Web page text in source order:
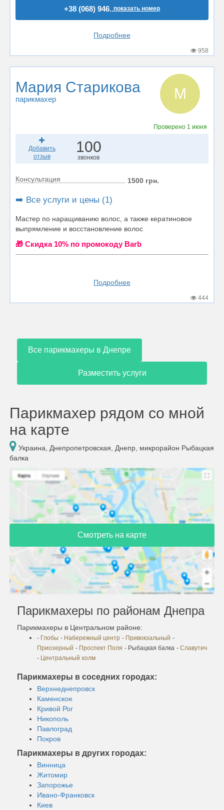
+38 (068) 946..показать номер
Подробнее
958
Мария Старикова
парикмахер М
Проверено 1 июня
Добавить
отзыв
100
звонков
Консультация 1500 грн.
➡️ Все услуги и цены (1)
Мастер по наращиванию волос, а также кератиновое
выпрямление и восстановление волос
🎁 Cкидка 10% по промокоду Barb
Подробнее
444
Все парикмахеры в Днепре
Разместить услуги
Парикмахер рядом со мной
на карте
Украина, Днепропетровская, Днепр, микрорайон Рыбацкая
балка
Смотреть на карте
Парикмахеры по районам Днепра
Парикмахеры в Центральном районе:
- Глобы - Набережный центр - Привокзальный -
Приозерный - Проспект Поля - Рыбацкая балка - Славутич
- Центральный холм
Парикмахеры в соседних городах:
Верхнеднепровск
Каменское
Кривой Рог
Никополь
Павлоград
Покров
Парикмахеры в других городах:
Винница
Житомир
Запорожье
Ивано-Франковск
Киев